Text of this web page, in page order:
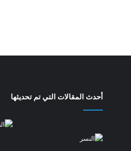
أحدث المقالات التي تم تحديثها